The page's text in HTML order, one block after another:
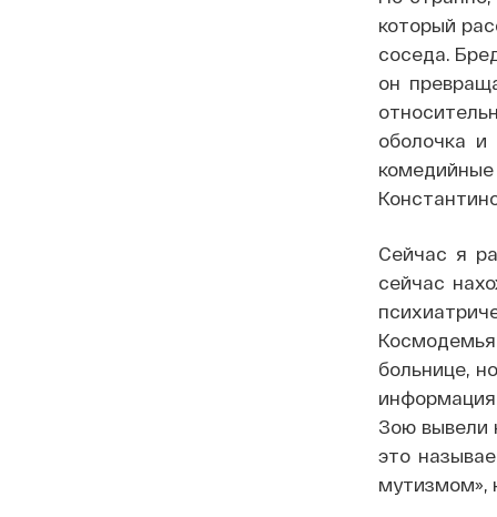
который
соседа.
он
оболочка
Сейчас я
сейчас
больнице,
Зою вывели
это
мутизмом»,